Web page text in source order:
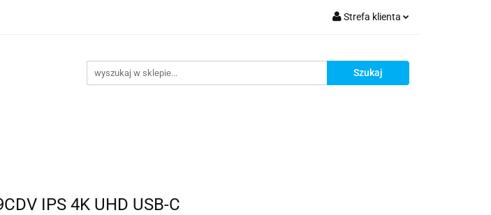
Strefa klienta
Zarejestruj się
IPS 4K UHD USB-C